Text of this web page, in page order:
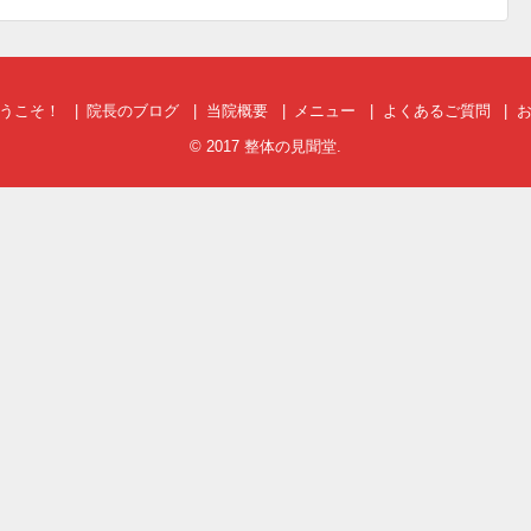
こそ！ 院長のブログ 当院概要 メニュー よくあるご質問
© 2017 整体の見聞堂